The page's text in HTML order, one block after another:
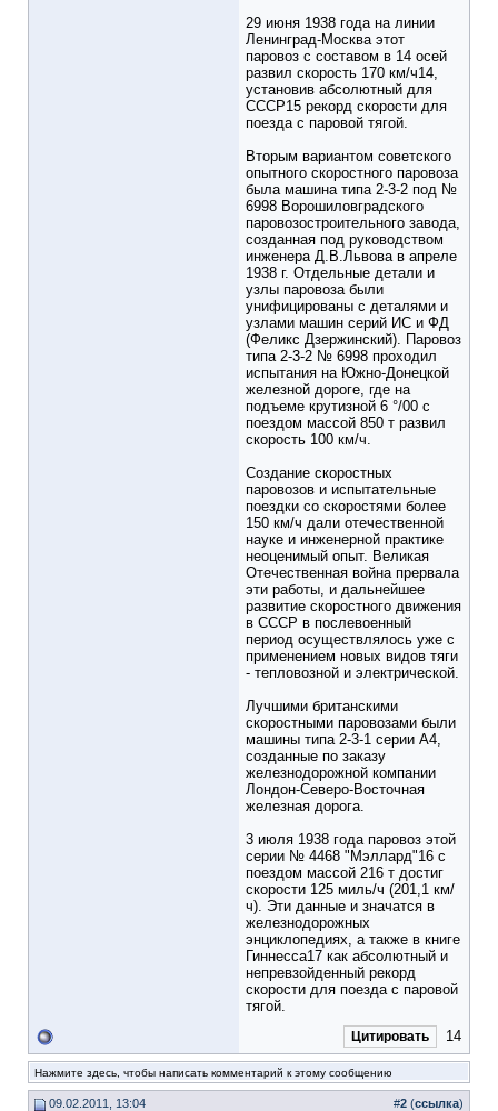
29 июня 1938 года на линии
Ленинград-Москва этот
паровоз с составом в 14 осей
развил скорость 170 км/ч14,
установив абсолютный для
СССР15 рекорд скорости для
поезда с паровой тягой.
Вторым вариантом советского
опытного скоростного паровоза
была машина типа 2-3-2 под №
6998 Ворошиловградского
паровозостроительного завода,
созданная под руководством
инженера Д.В.Львова в апреле
1938 г. Отдельные детали и
узлы паровоза были
унифицированы с деталями и
узлами машин серий ИС и ФД
(Феликс Дзержинский). Паровоз
типа 2-3-2 № 6998 проходил
испытания на Южно-Донецкой
железной дороге, где на
подъеме крутизной 6 °/00 с
поездом массой 850 т развил
скорость 100 км/ч.
Создание скоростных
паровозов и испытательные
поездки со скоростями более
150 км/ч дали отечественной
науке и инженерной практике
неоценимый опыт. Великая
Отечественная война прервала
эти работы, и дальнейшее
развитие скоростного движения
в СССР в послевоенный
период осуществлялось уже с
применением новых видов тяги
- тепловозной и электрической.
Лучшими британскими
скоростными паровозами были
машины типа 2-3-1 серии А4,
созданные по заказу
железнодорожной компании
Лондон-Северо-Восточная
железная дорога.
3 июля 1938 года паровоз этой
серии № 4468 "Мэллард"16 с
поездом массой 216 т достиг
скорости 125 миль/ч (201,1 км/
ч). Эти данные и значатся в
железнодорожных
энциклопедиях, а также в книге
Гиннесса17 как абсолютный и
непревзойденный рекорд
скорости для поезда с паровой
тягой.
Цитировать 14
Нажмите здесь, чтобы написать комментарий к этому сообщению
09.02.2011, 13:04 #2 (ссылка)